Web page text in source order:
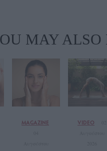
MAY ALSO
MAGAZINE VIDEO